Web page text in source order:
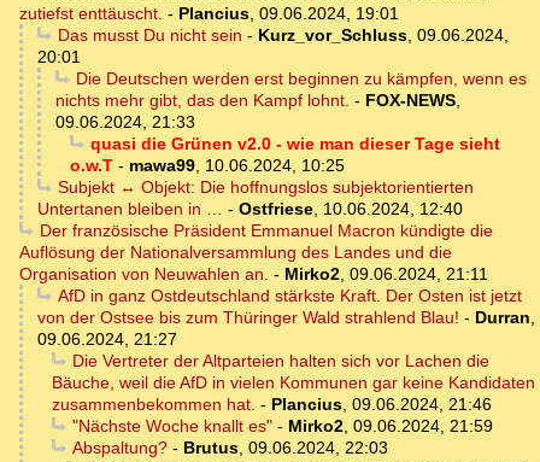
zutiefst enttäuscht. - Plancius, 09.06.2024, 19:01
Das musst Du nicht sein - Kurz_vor_Schluss, 09.06.2024,
20:01
Die Deutschen werden erst beginnen zu kämpfen, wenn es
nichts mehr gibt, das den Kampf lohnt. - FOX-NEWS,
09.06.2024, 21:33
quasi die Grünen v2.0 - wie man dieser Tage sieht
o.w.T - mawa99, 10.06.2024, 10:25
Subjekt ↔ Objekt: Die hoffnungslos subjektorientierten
Untertanen bleiben in … - Ostfriese, 10.06.2024, 12:40
Der französische Präsident Emmanuel Macron kündigte die
Auflösung der Nationalversammlung des Landes und die
Organisation von Neuwahlen an. - Mirko2, 09.06.2024, 21:11
AfD in ganz Ostdeutschland stärkste Kraft. Der Osten ist jetzt
von der Ostsee bis zum Thüringer Wald strahlend Blau! - Durran,
09.06.2024, 21:27
Die Vertreter der Altparteien halten sich vor Lachen die
Bäuche, weil die AfD in vielen Kommunen gar keine Kandidaten
zusammenbekommen hat. - Plancius, 09.06.2024, 21:46
"Nächste Woche knallt es"- Mirko2, 09.06.2024, 21:59
Abspaltung?- Brutus, 09.06.2024, 22:03